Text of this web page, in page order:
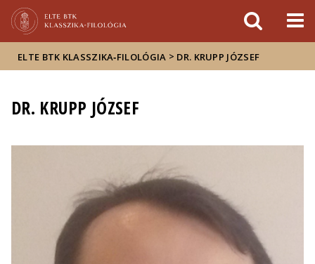
sajtóban
ELTE BTK KLASSZIKA‑FILOLÓGIA > DR. KRUPP JÓZSEF
DR. KRUPP JÓZSEF